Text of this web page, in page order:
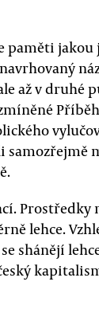
paměti jakou
až v druhé
Prostředky
lehce.
shánějí